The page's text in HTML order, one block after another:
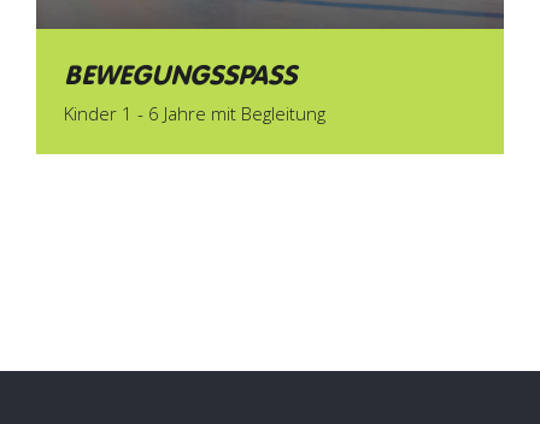
BEWEGUNGSSPASS
Kinder 1 - 6 Jahre mit Begleitung